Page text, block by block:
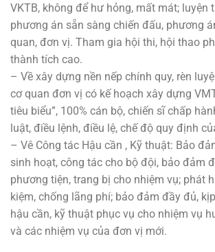
VKTB, không để hư hỏng, mất mát; luyện
phương án sẵn sàng chiến đấu, phương
quan, đơn vị. Tham gia hội thi, hội thao
thành tích cao.
– Về xây dựng nền nếp chính quy, rèn
cơ quan đơn vị có kế hoạch xây dựng
tiêu biểu”, 100% cán bộ, chiến sĩ chấp
luật, điều lệnh, điều lệ, chế độ quy định
– Vê Công tác Hậu cần , Kỹ thuật: Bảo
sinh hoạt, công tác cho bộ đội, bảo đảm
phương tiện, trang bị cho nhiệm vụ; phát
kiệm, chống lãng phí; bảo đảm đầy đủ,
hậu cần, kỹ thuật phục vụ cho nhiệm vụ
và các nhiệm vụ của đơn vị mới.